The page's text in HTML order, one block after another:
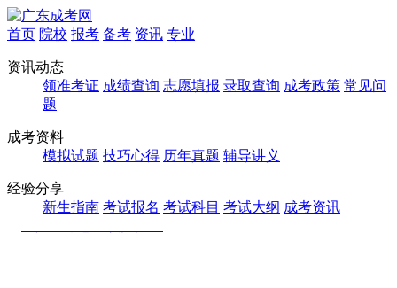
首页 院校 报考 备考 资讯 专业
资讯动态
领准考证 成绩查询 志愿填报 录取查询 成考政策 常见问
题
成考资料
模拟试题 技巧心得 历年真题 辅导讲义
经验分享
新生指南 考试报名 考试科目 考试大纲 成考资讯